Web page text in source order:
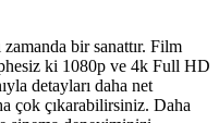
bir sanattır. Film
ki 1080p ve 4k Full HD
detayları daha net
çok çıkarabilirsiniz. Daha